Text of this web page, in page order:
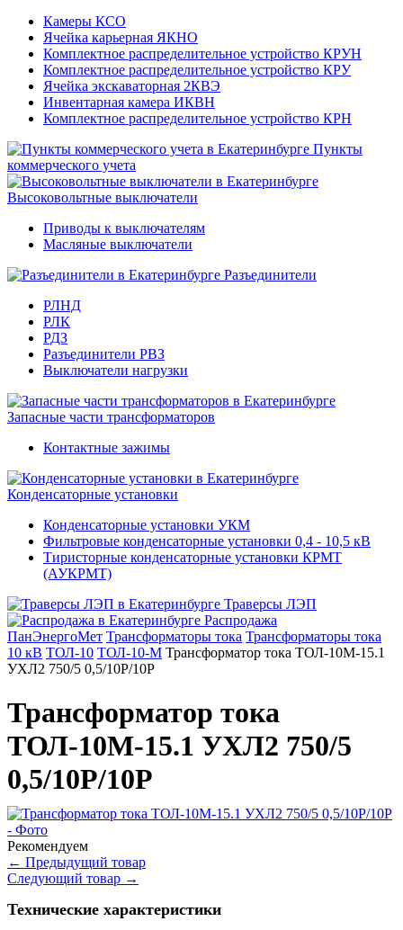
Камеры КСО
Ячейка карьерная ЯКНО
Комплектное распределительное устройство КРУН
Комплектное распределительное устройство КРУ
Ячейка экскаваторная 2КВЭ
Инвентарная камера ИКВН
Комплектное распределительное устройство КРН
Пункты
коммерческого учета
Высоковольтные выключатели
Приводы к выключателям
Масляные выключатели
Разъединители
РЛНД
РЛК
РДЗ
Разъединители РВЗ
Выключатели нагрузки
Запасные части трансформаторов
Контактные зажимы
Конденсаторные установки
Конденсаторные установки УКМ
Фильтровые конденсаторные установки 0,4 - 10,5 кВ
Тиристорные конденсаторные установки КРМТ
(АУКРМТ)
Траверсы ЛЭП
Распродажа
ПанЭнергоМет Трансформаторы тока Трансформаторы тока
10 кВ ТОЛ-10 ТОЛ-10-М Трансформатор тока ТОЛ-10М-15.1
УХЛ2 750/5 0,5/10Р/10Р
Трансформатор тока
ТОЛ-10М-15.1 УХЛ2 750/5
0,5/10Р/10Р
Рекомендуем
← Предыдущий товар
Следующий товар →
Технические характеристики